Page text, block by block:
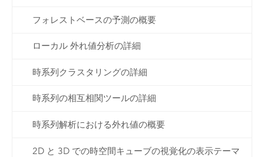
フォレストベースの予測の概要
ローカル 外れ値分析の詳細
時系列クラスタリングの詳細
時系列の相互相関ツールの詳細
時系列解析における外れ値の概要
2D と 3D での時空間キューブの視覚化の表示テーマ